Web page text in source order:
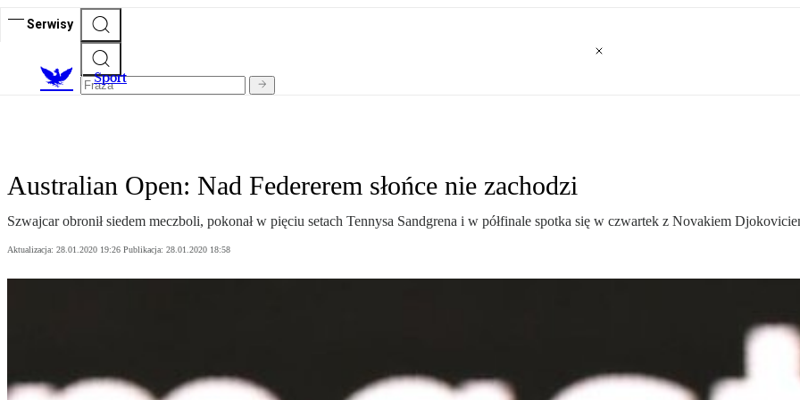
Serwisy
Sport
Australian Open: Nad Federerem słońce nie zachodzi
Szwajcar obronił siedem meczboli, pokonał w pięciu setach Tennysa Sandgrena i w półfinale spotka się w czwartek z Novakiem
Aktualizacja: 28.01.2020 19:26 Publikacja: 28.01.2020 18:58